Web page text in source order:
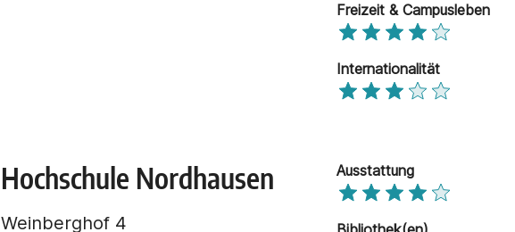
Freizeit & Campusleben
Internationalität
Hochschule Nordhausen
Weinberghof 4
Ausstattung